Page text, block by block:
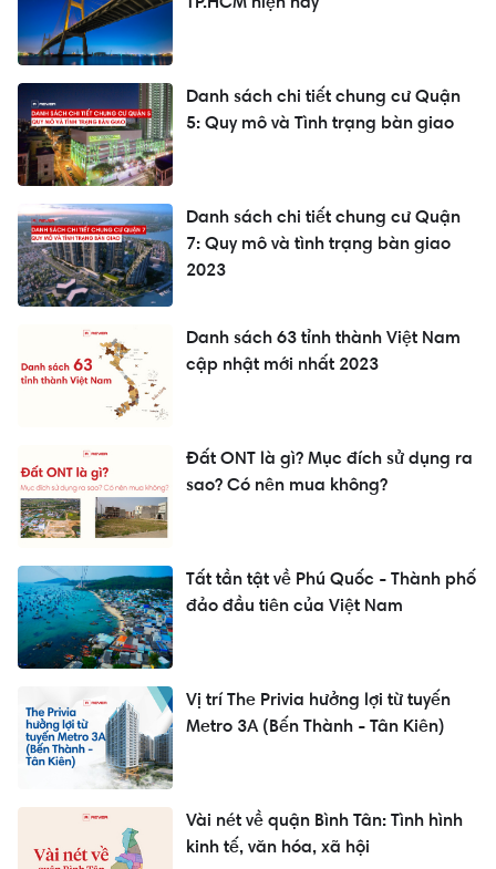
Danh sách chi tiết chung cư Quận
5: Quy mô và Tình trạng bàn giao
Danh sách chi tiết chung cư Quận
7: Quy mô và tình trạng bàn giao
2023
Danh sách 63 tỉnh thành Việt Nam
cập nhật mới nhất 2023
Đất ONT là gì? Mục đích sử dụng ra
sao? Có nên mua không?
Tất tần tật về Phú Quốc - Thành phố
đảo đầu tiên của Việt Nam
Vị trí The Privia hưởng lợi từ tuyến
Metro 3A (Bến Thành - Tân Kiên)
Vài nét về quận Bình Tân: Tình hình
kinh tế, văn hóa, xã hội